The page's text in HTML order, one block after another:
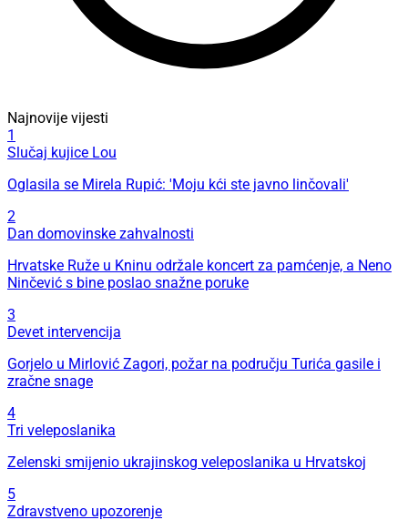
Najnovije vijesti
1
Slučaj kujice Lou
Oglasila se Mirela Rupić: 'Moju kći ste javno linčovali'
2
Dan domovinske zahvalnosti
Hrvatske Ruže u Kninu održale koncert za pamćenje, a Neno
Ninčević s bine poslao snažne poruke
3
Devet intervencija
Gorjelo u Mirlović Zagori, požar na području Turića gasile i
zračne snage
4
Tri veleposlanika
Zelenski smijenio ukrajinskog veleposlanika u Hrvatskoj
5
Zdravstveno upozorenje